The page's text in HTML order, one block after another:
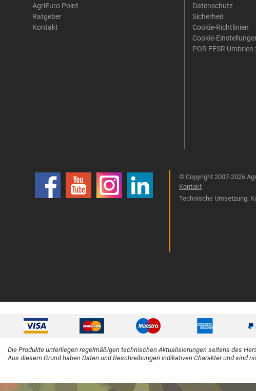
AgriEuro Point
Ratgeber
Kontakt
Datenschutz
Sicherheit
Cookie-Richtlinien
Cookie-
POR FESR
© Copyright 2007-2026
Kontakt
Technische Umsetzung:
Die Produkte unterliegen regelmäßigen technischen Aktualisierungen seitens des
Aus diesem Grund haben Daten und Beschreibungen indikativen Charakter und sind